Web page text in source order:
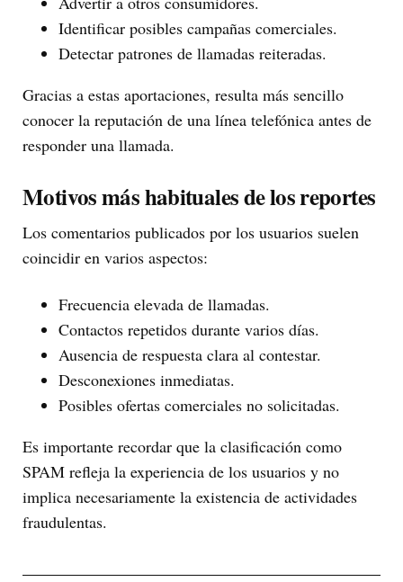
Identificar posibles campañas comerciales.
Detectar patrones de llamadas reiteradas.
Gracias a estas aportaciones, resulta más sencillo
conocer la reputación de una línea telefónica antes de
responder una llamada.
Motivos más habituales de los reportes
Los comentarios publicados por los usuarios suelen
coincidir en varios aspectos:
Frecuencia elevada de llamadas.
Contactos repetidos durante varios días.
Ausencia de respuesta clara al contestar.
Desconexiones inmediatas.
Posibles ofertas comerciales no solicitadas.
Es importante recordar que la clasificación como
SPAM refleja la experiencia de los usuarios y no
implica necesariamente la existencia de actividades
fraudulentas.